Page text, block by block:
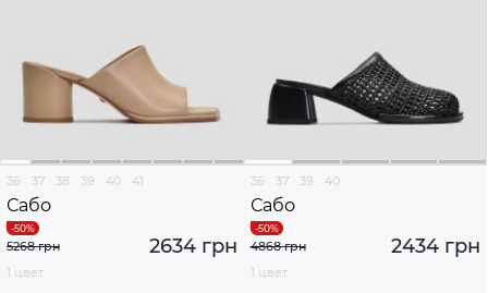
36 37 38 39 40 41
Сабо
2634 грн
5268 грн
1 цвет
36 37 39 40
Сабо
2434 грн
4868 грн
1 цвет